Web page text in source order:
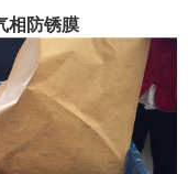
相防锈膜